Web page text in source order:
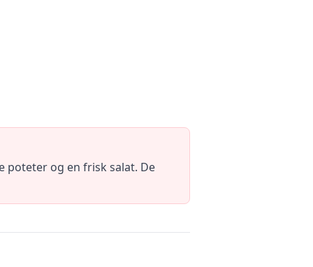
poteter og en frisk salat. De